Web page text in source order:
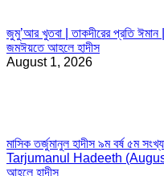
জুমু’আর খুতবা | তাকদীরের প্রতি
জমঈয়তে আহলে হাদীস
August 1, 2026
মাসিক তর্জুমানুল হাদীস ৯ম বর্ষ ৫ম
Tarjumanul Hadeeth
আহলে হাদীস